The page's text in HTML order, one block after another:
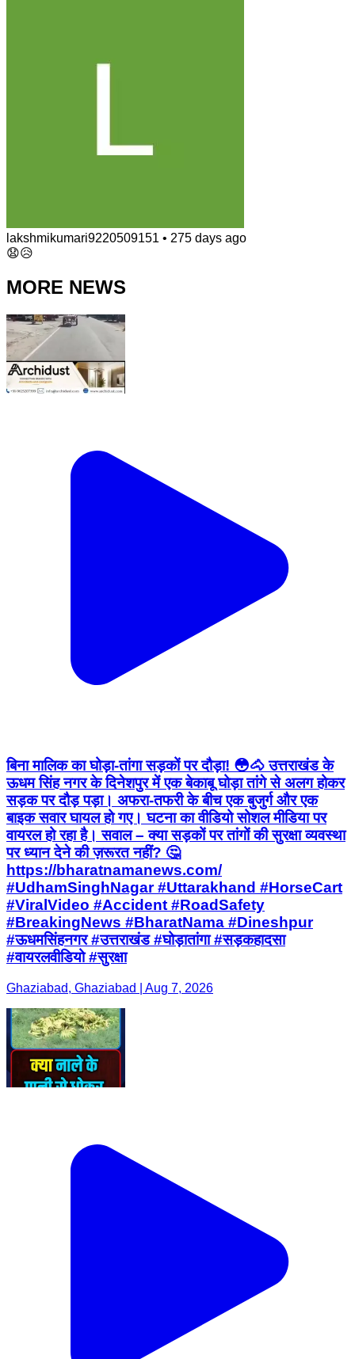
lakshmikumari9220509151 • 275 days ago
😧😥
MORE NEWS
बिना मालिक का घोड़ा-तांगा सड़कों पर दौड़ा! 😳🐴 उत्तराखंड के
ऊधम सिंह नगर के दिनेशपुर में एक बेकाबू घोड़ा तांगे से अलग होकर
सड़क पर दौड़ पड़ा। अफरा-तफरी के बीच एक बुजुर्ग और एक
बाइक सवार घायल हो गए। घटना का वीडियो सोशल मीडिया पर
वायरल हो रहा है। सवाल – क्या सड़कों पर तांगों की सुरक्षा व्यवस्था
पर ध्यान देने की ज़रूरत नहीं? 🤔
https://bharatnamanews.com/
#UdhamSinghNagar #Uttarakhand #HorseCart
#ViralVideo #Accident #RoadSafety
#BreakingNews #BharatNama #Dineshpur
#ऊधमसिंहनगर #उत्तराखंड #घोड़ातांगा #सड़कहादसा
#वायरलवीडियो #सुरक्षा
Ghaziabad, Ghaziabad | Aug 7, 2026